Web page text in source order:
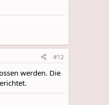
#12
werden. Die